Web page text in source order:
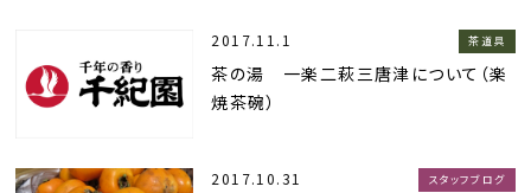
2017.11.1 茶道具
茶の湯 一楽二萩三唐津について（楽
焼茶碗）
2017.10.31 スタッフブログ